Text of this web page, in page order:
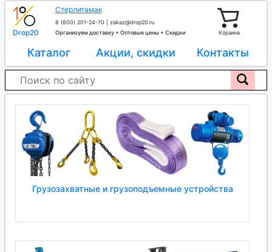
Drop20
Стерлитамак
8 (800) 201-24-70
zakaz@drop20.ru
Организуем доставку + Оптовые цены + Скидки
Корзина
Каталог Акции, скидки Контакты
Грузозахватные и грузоподъемные устройства